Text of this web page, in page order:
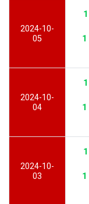
2024-10-
05
1
1
2024-10-
04
1
1
2024-10-
03
1
1